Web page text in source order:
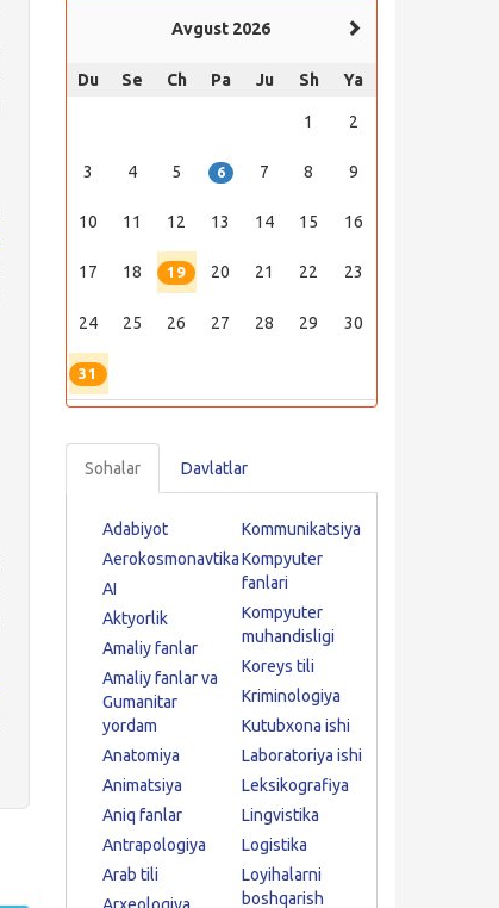
Avgust 2026
Du Se Ch Pa Ju Sh Ya
1 2
3 4 5 6 7 8 9
10 11 12 13 14 15 16
17 18 19 20 21 22 23
24 25 26 27 28 29 30
31
Sohalar Davlatlar
Adabiyot
Aerokosmonavtika
AI
Aktyorlik
Amaliy fanlar
Amaliy fanlar va
Gumanitar
yordam
Anatomiya
Animatsiya
Aniq fanlar
Antrapologiya
Arab tili
Kommunikatsiya
Kompyuter
fanlari
Kompyuter
muhandisligi
Koreys tili
Kriminologiya
Kutubxona ishi
Laboratoriya ishi
Leksikografiya
Lingvistika
Logistika
Loyihalarni
boshqarish